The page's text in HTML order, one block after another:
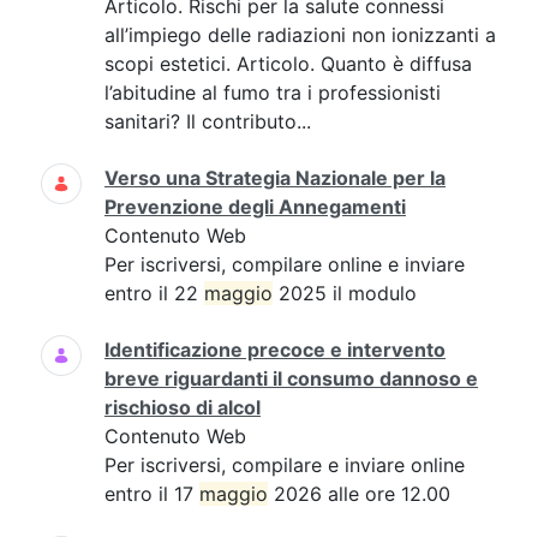
Articolo. Rischi per la salute connessi
all’impiego delle radiazioni non ionizzanti a
scopi estetici. Articolo. Quanto è diffusa
l’abitudine al fumo tra i professionisti
sanitari? Il contributo...
Verso una Strategia Nazionale per la
Prevenzione degli Annegamenti
Contenuto Web
Per iscriversi, compilare online e inviare
entro il 22 maggio 2025 il modulo
Identificazione precoce e intervento
breve riguardanti il consumo dannoso e
rischioso di alcol
Contenuto Web
Per iscriversi, compilare e inviare online
entro il 17 maggio 2026 alle ore 12.00